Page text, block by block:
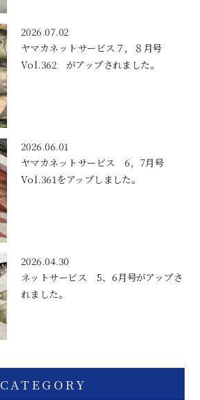
2026.07.02
ヤマカネットサービス７，８月号
Vol.362 がアップされました。
2026.06.01
ヤマカネットサービス 6，7月号
Vol.361をアップしました。
2026.04.30
ネットサービス 5、6月号がアップさ
れました。
CATEGORY